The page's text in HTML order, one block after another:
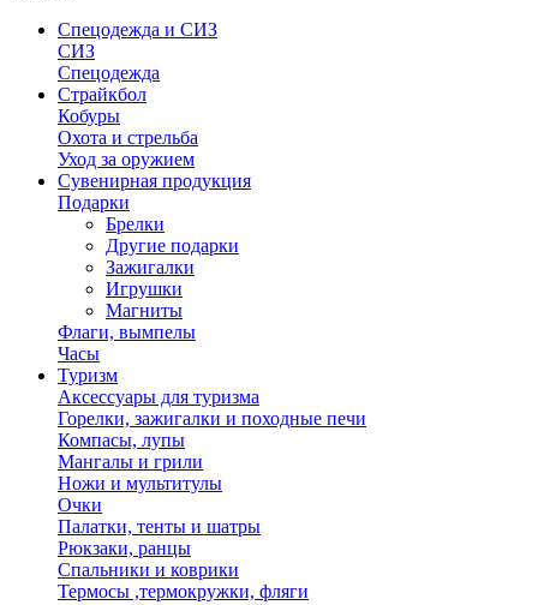
Спецодежда и СИЗ
СИЗ
Спецодежда
Страйкбол
Кобуры
Охота и стрельба
Уход за оружием
Сувенирная продукция
Подарки
Брелки
Другие подарки
Зажигалки
Игрушки
Магниты
Флаги, вымпелы
Часы
Туризм
Аксессуары для туризма
Горелки, зажигалки и походные печи
Компасы, лупы
Мангалы и грили
Ножи и мультитулы
Очки
Палатки, тенты и шатры
Рюкзаки, ранцы
Спальники и коврики
Термосы ,термокружки, фляги